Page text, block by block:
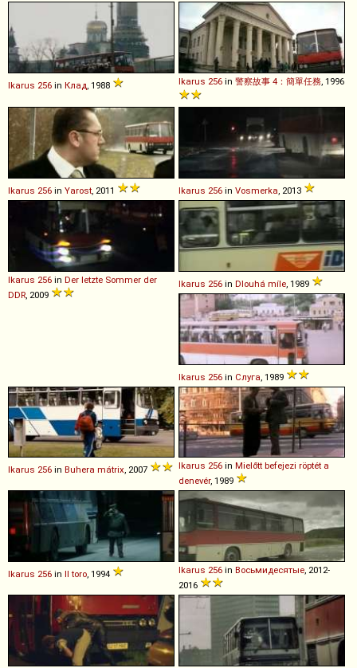
Ikarus 256 in Клад , 1988 Ikarus 256 in 警察故事 4：簡單任務 , 1996
Ikarus 256 in Yarost , 2011 Ikarus 256 in Vosmerka , 2013
Ikarus 256 in Der letzte Sommer der
DDR , 2009
Ikarus 256 in Dlouhá míle , 1989
Ikarus 256 in Слуга , 1989
Ikarus 256 in Buhera mátrix, 2007 Ikarus 256 in Mielőtt befejezi röptét a
denevér, 1989
Ikarus 256 in Il toro, 1994 Ikarus 256 in Восьмидесятые, 2012-
2016